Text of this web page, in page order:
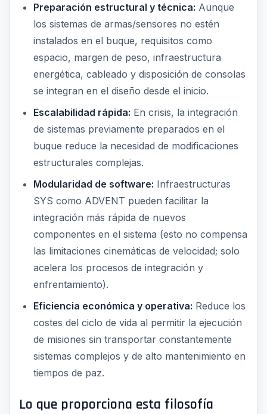
Preparación estructural y técnica: Aunque
los sistemas de armas/sensores no estén
instalados en el buque, requisitos como
espacio, margen de peso, infraestructura
energética, cableado y disposición de consolas
se integran en el diseño desde el inicio.
Escalabilidad rápida: En crisis, la integración
de sistemas previamente preparados en el
buque reduce la necesidad de modificaciones
estructurales complejas.
Modularidad de software: Infraestructuras
SYS como ADVENT pueden facilitar la
integración más rápida de nuevos
componentes en el sistema (esto no compensa
las limitaciones cinemáticas de velocidad; solo
acelera los procesos de integración y
enfrentamiento).
Eficiencia económica y operativa: Reduce los
costes del ciclo de vida al permitir la ejecución
de misiones sin transportar constantemente
sistemas complejos y de alto mantenimiento en
tiempos de paz.
Lo que proporciona esta filosofía